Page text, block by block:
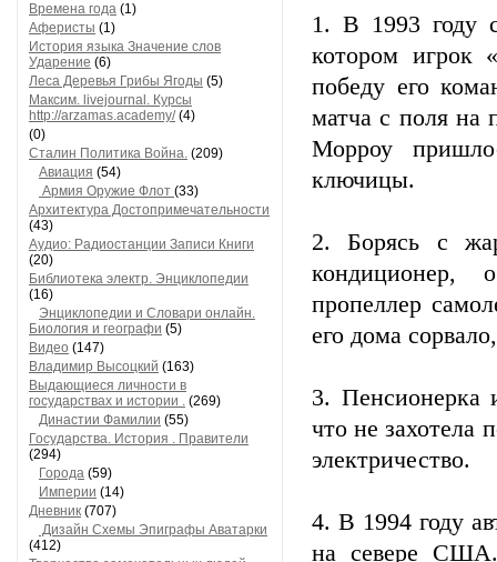
Времена года (1)
Аферисты (1)
История языка Значение слов
Ударение (6)
Леса Деревья Грибы Ягоды (5)
Максим. livejournal. Курсы
http://arzamas.academy/(4)
(0)
Сталин Политика Война. (209)
Авиация (54)
Армия Оружие Флот (33)
Архитектура Достопримечательности
(43)
Аудио: Радиостанции Записи Книги
(20)
Библиотека электр. Энциклопедии
(16)
Энциклопедии и Словари онлайн.
Биология и географи (5)
Видео (147)
Владимир Высоцкий (163)
Выдающиеся личности в
государствах и истории . (269)
Династии Фамилии (55)
Государства. История . Правители
(294)
Города (59)
Империи (14)
Дневник (707)
Дизайн Схемы Эпиграфы Аватарки
(412)
1. В 1993 году
котором игрок
победу его
матча с поля на
Морроу
ключицы.
2. Борясь с
кондиционер,
пропеллер
его дома
3. Пенсионерка
что не захотела
электричество.
4. В 1994 году
на севере